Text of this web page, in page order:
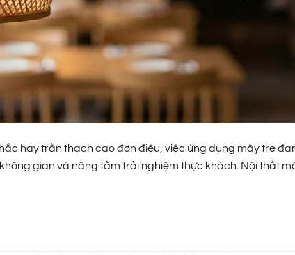
hay trần thạch cao đơn điệu, việc ứng dụng mây tre
gian và nâng tầm trải nghiệm thực khách. Nội thất